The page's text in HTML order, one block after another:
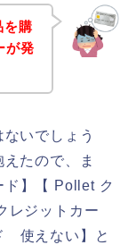
を購
が発
いでしょう
たので、ま
】【 Pollet ク
レジットカー
使えない】と